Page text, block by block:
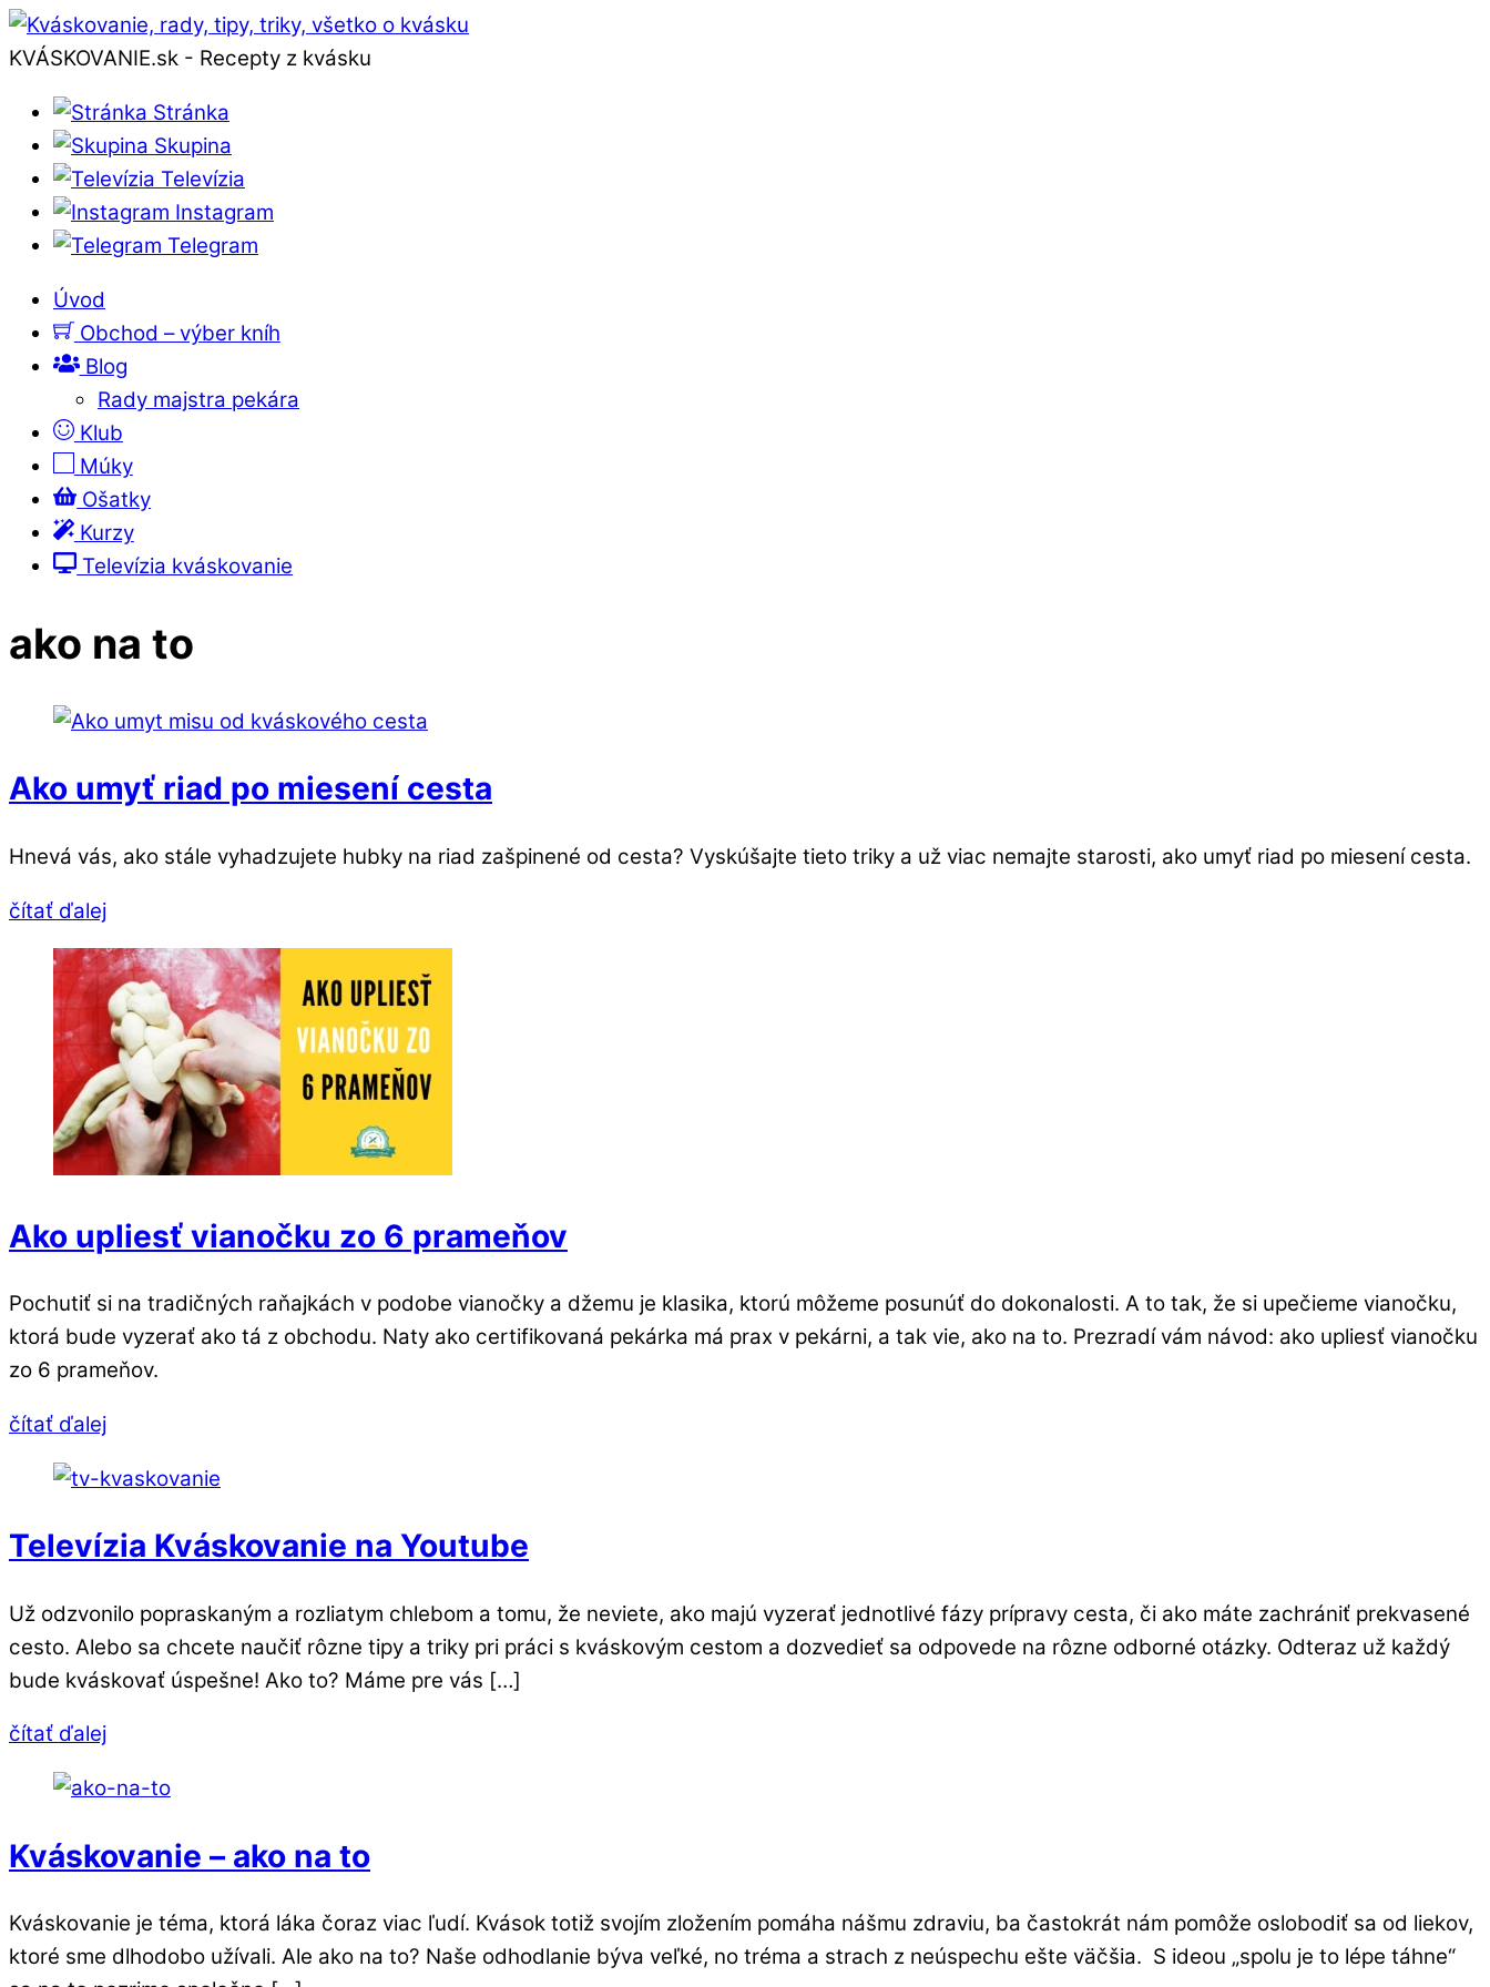
KVÁSKOVANIE.sk - Recepty z kvásku
Stránka
Skupina
Televízia
Instagram
Telegram
Úvod
Obchod – výber kníh
Blog
Rady majstra pekára
Klub
Múky
Ošatky
Kurzy
Televízia kváskovanie
ako na to
Ako umyť riad po miesení cesta
Hnevá vás, ako stále vyhadzujete hubky na riad zašpinené od cesta? Vyskúšajte tieto triky a už viac nemajte starosti, ako umyť riad po miesení cesta.
čítať ďalej
Ako upliesť vianočku zo 6 prameňov
Pochutiť si na tradičných raňajkách v podobe vianočky a džemu je klasika, ktorú môžeme posunúť do dokonalosti. A to tak, že si upečieme vianočku,
ktorá bude vyzerať ako tá z obchodu. Naty ako certifikovaná pekárka má prax v pekárni, a tak vie, ako na to. Prezradí vám návod: ako upliesť vianočku
zo 6 prameňov.
čítať ďalej
Televízia Kváskovanie na Youtube
Už odzvonilo popraskaným a rozliatym chlebom a tomu, že neviete, ako majú vyzerať jednotlivé fázy prípravy cesta, či ako máte zachrániť prekvasené
cesto. Alebo sa chcete naučiť rôzne tipy a triky pri práci s kváskovým cestom a dozvedieť sa odpovede na rôzne odborné otázky. Odteraz už každý
bude kváskovať úspešne! Ako to? Máme pre vás […]
čítať ďalej
Kváskovanie – ako na to
Kváskovanie je téma, ktorá láka čoraz viac ľudí. Kvások totiž svojím zložením pomáha nášmu zdraviu, ba častokrát nám pomôže oslobodiť sa od liekov,
ktoré sme dlhodobo užívali. Ale ako na to? Naše odhodlanie býva veľké, no tréma a strach z neúspechu ešte väčšia. S ideou „spolu je to lépe táhne“